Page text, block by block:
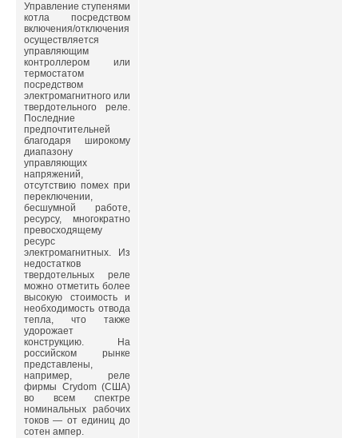
Управление ступенями
котла посредством
включения/отключения
осуществляется
управляющим
контроллером или
термостатом
посредством
электромагнитного или
твердотельного реле.
Последние
предпочтительней
благодаря широкому
диапазону
управляющих
напряжений,
отсутствию помех при
переключении,
бесшумной работе,
ресурсу, многократно
превосходящему
ресурс
электромагнитных. Из
недостатков
твердотельных реле
можно отметить более
высокую стоимость и
необходимость отвода
тепла, что также
удорожает
конструкцию. На
российском рынке
представлены,
например, реле
фирмы Crydom (США)
во всем спектре
номинальных рабочих
токов — от единиц до
сотен ампер.